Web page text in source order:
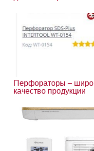
Перфораторы –
качество продукции